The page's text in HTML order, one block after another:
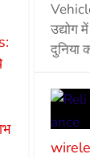
उद्योग
दुनिया